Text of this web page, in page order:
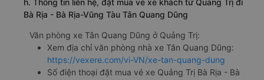
Bà Rịa - Bà Rịa-Vũng Tàu Tân Quang Dũng
Văn phòng xe Tân Quang Dũng ở Quảng Trị:
Xem địa chỉ văn phòng nhà xe Tân Quang Dũng:
https://vexere.com/vi-VN/xe-tan-quang-dung
Số điện thoại đặt mua vé xe Quảng Trị Bà Rịa - Bà